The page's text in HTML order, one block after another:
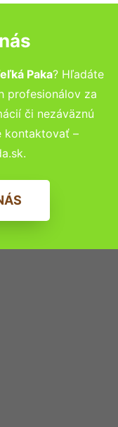
Paka? Hľadáte
profesionálov za
či nezáväznú
kontaktovať –